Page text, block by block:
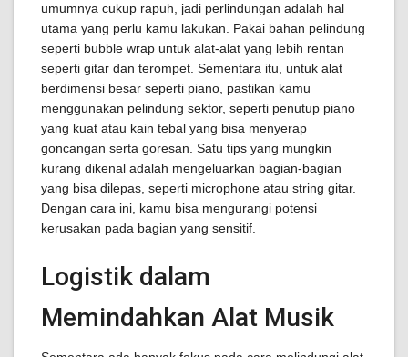
umumnya cukup rapuh, jadi perlindungan adalah hal
utama yang perlu kamu lakukan. Pakai bahan pelindung
seperti bubble wrap untuk alat-alat yang lebih rentan
seperti gitar dan terompet. Sementara itu, untuk alat
berdimensi besar seperti piano, pastikan kamu
menggunakan pelindung sektor, seperti penutup piano
yang kuat atau kain tebal yang bisa menyerap
goncangan serta goresan. Satu tips yang mungkin
kurang dikenal adalah mengeluarkan bagian-bagian
yang bisa dilepas, seperti microphone atau string gitar.
Dengan cara ini, kamu bisa mengurangi potensi
kerusakan pada bagian yang sensitif.
Logistik dalam
Memindahkan Alat Musik